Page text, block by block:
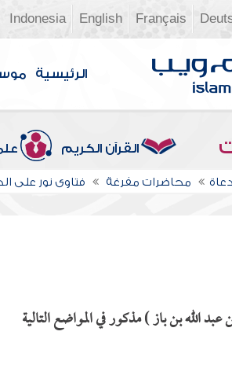
Français
English
Indonesia
الرئيسية
القرآن الكريم
محاضرات مفرغة فتاوى نور على
الله بن باز ) مذكور في المواضع التالية